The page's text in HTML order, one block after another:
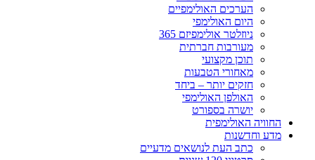
הערכים האולימפיים
היום האולימפי
ניוזלטר אולימפיזם 365
מעורבות חברתית
תוכן מקצועי
מאחורי הטבעות
חזקים יותר – ביחד
האולפן האולימפי
יושרה בספורט
החוויה האולימפית
מדע וחדשנות
כתב העת לנושאים מדעיים